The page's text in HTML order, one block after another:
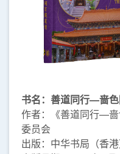
书名：善道同行—啬
作者：《善道同行—
委员会
出版：中华书局（香